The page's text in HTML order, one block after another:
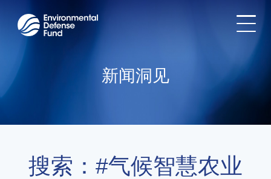
新闻洞见
搜索：#气候智慧农业